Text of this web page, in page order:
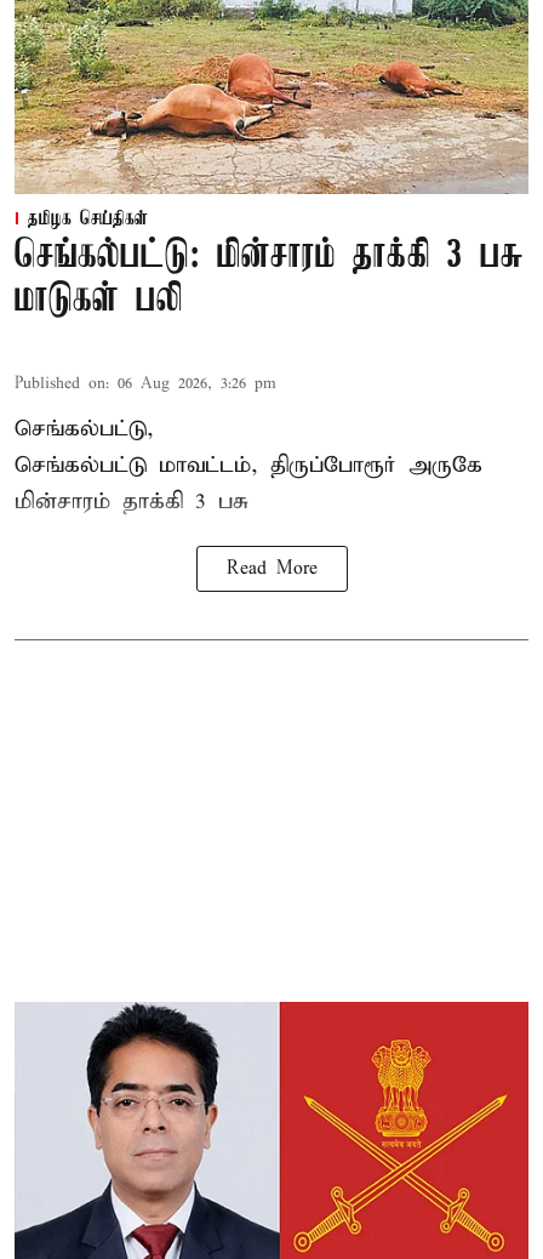
தமிழக செய்திகள்
செங்கல்பட்டு: மின்சாரம் தாக்கி 3 பசு
மாடுகள் பலி
Published on: 06 Aug 2026, 3:26 pm
செங்கல்பட்டு,
செங்கல்பட்டு மாவட்டம், திருப்போரூர் அருகே
மின்சாரம் தாக்கி 3 பசு
Read More